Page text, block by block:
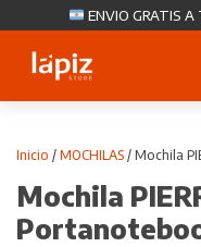
ENVIO GRATIS A
Inicio / MOCHILAS / Mochila
Mochila